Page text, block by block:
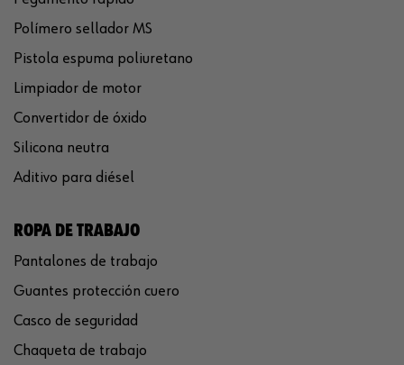
Polímero sellador MS
Pistola espuma poliuretano
Limpiador de motor
Convertidor de óxido
Silicona neutra
Aditivo para diésel
ROPA DE TRABAJO
Pantalones de trabajo
Guantes protección cuero
Casco de seguridad
Chaqueta de trabajo